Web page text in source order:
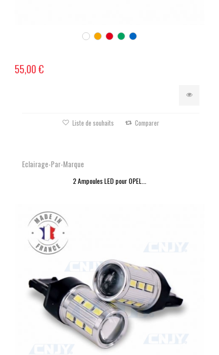
55,00 €
Liste de souhaits Comparer
Eclairage-Par-Marque
2 Ampoules LED pour OPEL...